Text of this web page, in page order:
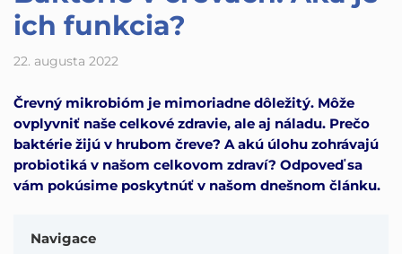
ich funkcia?
22. augusta 2022
Črevný mikrobióm je mimoriadne dôležitý. Môže
ovplyvniť naše celkové zdravie, ale aj náladu. Prečo
baktérie žijú v hrubom čreve? A akú úlohu zohrávajú
probiotiká v našom celkovom zdraví? Odpoveď sa
vám pokúsime poskytnúť v našom dnešnom článku.
Navigace